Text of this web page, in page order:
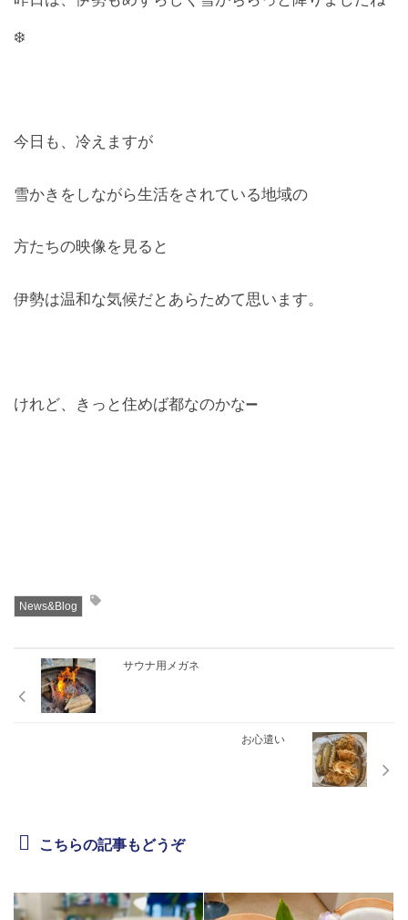
❄️
今日も、冷えますが
雪かきをしながら生活をされている地域の
方たちの映像を見ると
伊勢は温和な気候だとあらためて思います。
けれど、きっと住めば都なのかな➖
News&Blog
サウナ用メガネ
お心遣い
こちらの記事もどうぞ